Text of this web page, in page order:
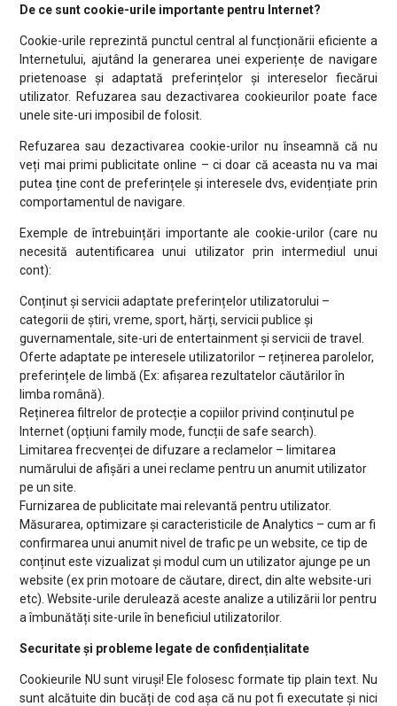
De ce sunt cookie-urile importante pentru Internet?
Cookie-urile reprezintă punctul central al funcționării eficiente a
Internetului, ajutând la generarea unei experiențe de navigare
prietenoase și adaptată preferințelor și intereselor fiecărui
utilizator. Refuzarea sau dezactivarea cookieurilor poate face
unele site-uri imposibil de folosit.
Refuzarea sau dezactivarea cookie-urilor nu înseamnă că nu
veți mai primi publicitate online – ci doar că aceasta nu va mai
putea ține cont de preferințele și interesele dvs, evidențiate prin
comportamentul de navigare.
Exemple de întrebuințări importante ale cookie-urilor (care nu
necesită autentificarea unui utilizator prin intermediul unui
cont):
Conținut și servicii adaptate preferințelor utilizatorului –
categorii de știri, vreme, sport, hărți, servicii publice și
guvernamentale, site-uri de entertainment și servicii de travel.
Oferte adaptate pe interesele utilizatorilor – reținerea parolelor,
preferințele de limbă (Ex: afișarea rezultatelor căutărilor în
limba română).
Reținerea filtrelor de protecție a copiilor privind conținutul pe
Internet (opțiuni family mode, funcții de safe search).
Limitarea frecvenței de difuzare a reclamelor – limitarea
numărului de afișări a unei reclame pentru un anumit utilizator
pe un site.
Furnizarea de publicitate mai relevantă pentru utilizator.
Măsurarea, optimizare și caracteristicile de Analytics – cum ar fi
confirmarea unui anumit nivel de trafic pe un website, ce tip de
conținut este vizualizat și modul cum un utilizator ajunge pe un
website (ex prin motoare de căutare, direct, din alte website-uri
etc). Website-urile derulează aceste analize a utilizării lor pentru
a îmbunătăți site-urile în beneficiul utilizatorilor.
Securitate și probleme legate de confidențialitate
Cookieurile NU sunt viruși! Ele folosesc formate tip plain text. Nu
sunt alcătuite din bucăți de cod așa că nu pot fi executate și nici